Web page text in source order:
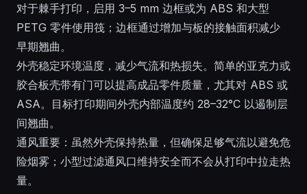
对于棘手打印，启用 3–5 mm 边框或为 ABS 和大型
PETG 零件使用筏；边框通过增加与板的接触面积减少
早期翘曲。
外壳稳定环境温度，减少气流和热损失。简单的亚克力或
胶合板壳带有门可以提高成品零件质量，尤其对 ABS 或
ASA。目标打印期间外壳内部温度约 28–32°C 以遏制层
间翘曲。
通风重要：虽然外壳保持热量，但确保足够气流以避免危
险烟雾；小型过滤通风口维持安全而不会从打印中拉走热
量。